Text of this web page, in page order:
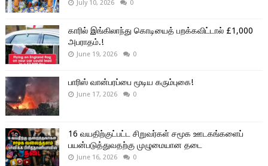
July 10, 2026 0
காரில் இங்கிலாந்து கொடியைத் பறக்கவிட்டால் £1,000
அபராதம்.!
June 19, 2026 0
பாரிஸ் வான்பரப்பை மூடிய கரும்புகை!
June 17, 2026 0
16 வயதிற்குட்பட்ட சிறுவர்கள் சமூக ஊடகங்களைப்
பயன்படுத்துவதற்கு முழுமையான தடை
June 16, 2026 0